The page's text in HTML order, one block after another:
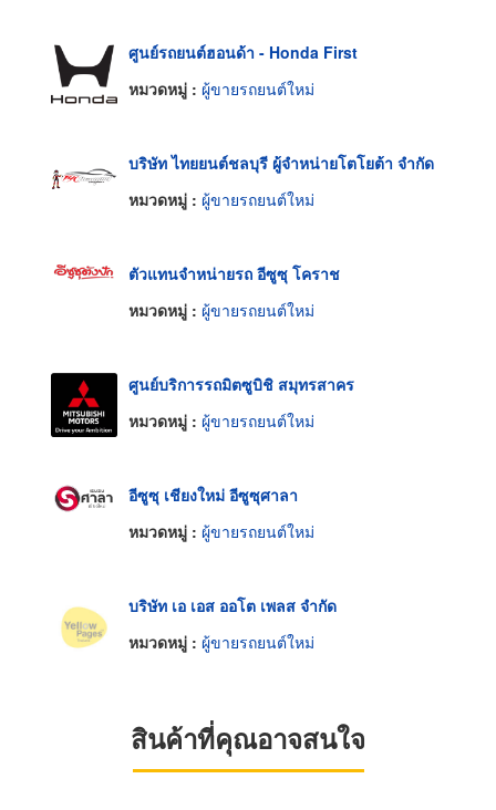
ศูนย์รถยนต์ฮอนด้า - Honda First
หมวดหมู่ : ผู้ขายรถยนต์ใหม่
บริษัท ไทยยนต์ชลบุรี ผู้จำหน่ายโตโยต้า จำกัด
หมวดหมู่ : ผู้ขายรถยนต์ใหม่
ตัวแทนจำหน่ายรถ อีซูซุ โคราช
หมวดหมู่ : ผู้ขายรถยนต์ใหม่
ศูนย์บริการรถมิตซูบิชิ สมุทรสาคร
หมวดหมู่ : ผู้ขายรถยนต์ใหม่
อีซูซุ เชียงใหม่ อีซูซุศาลา
หมวดหมู่ : ผู้ขายรถยนต์ใหม่
บริษัท เอ เอส ออโต เพลส จำกัด
หมวดหมู่ : ผู้ขายรถยนต์ใหม่
สินค้าที่คุณอาจสนใจ